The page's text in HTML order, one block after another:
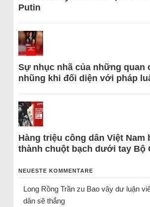
Putin
Sự nhục nhã của những quan
nhũng khi đối diện với pháp
Hàng triệu công dân Việt Nam
thành chuột bạch dưới tay Bộ
NEUESTE KOMMENTARE
Long Rồng Trầnzu Bao vây dư luận
dân sẽ thắng